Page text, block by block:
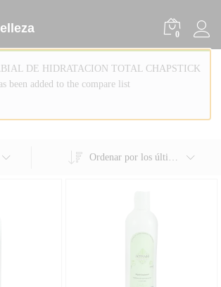
0
DE HIDRATACION TOTAL CHAPSTICK
been added to the compare list
Ordenar por los últimos